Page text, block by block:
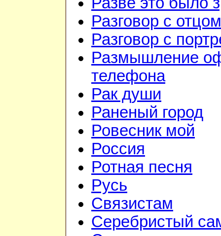
Разговор с отцом
Разговор с
Размышление
телефона
Рак души
Раненый город
Ровесник мой
Россия
Ротная песня
Русь
Связистам
Серебристый